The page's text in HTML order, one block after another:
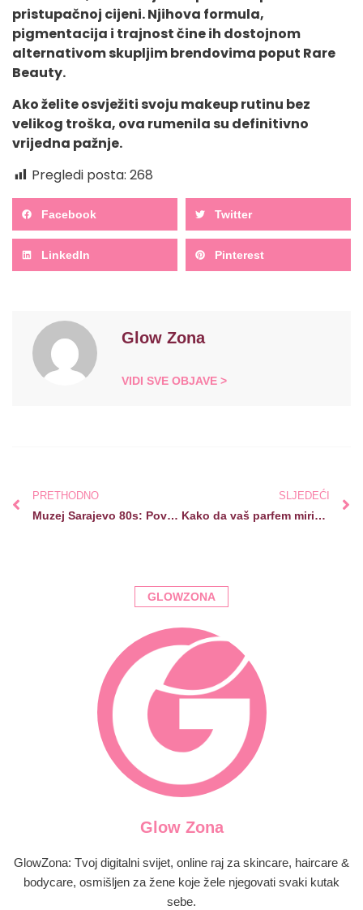
pristupačnoj cijeni. Njihova formula,
pigmentacija i trajnost čine ih dostojnom
alternativom skupljim brendovima poput Rare
Beauty.
Ako želite osvježiti svoju makeup rutinu bez
velikog troška, ova rumenila su definitivno
vrijedna pažnje.
Pregledi posta: 268
Facebook Twitter
LinkedIn Pinterest
Glow Zona
VIDI SVE OBJAVE >
PRETHODNO
Muzej Sarajevo 80s: Povratak u vrijeme koje je oblikovalo svakodnevicu
SLJEDEĆI
Kako da vaš parfem miriše duže od jutra do večeri?
GLOWZONA
Glow Zona
GlowZona: Tvoj digitalni svijet, online raj za skincare, haircare &
bodycare, osmišljen za žene koje žele njegovati svaki kutak
sebe.